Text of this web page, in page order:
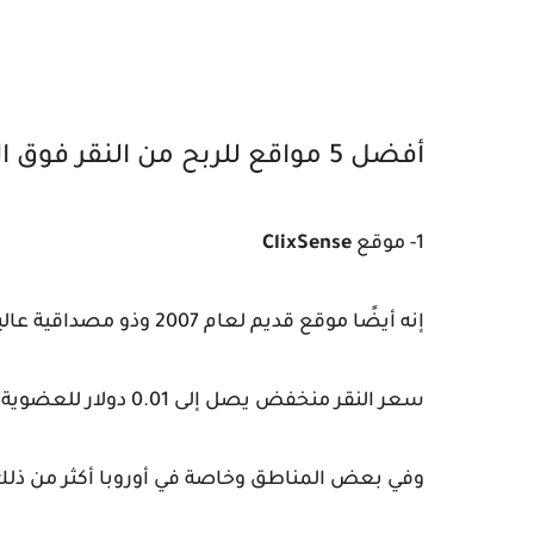
أفضل 5 مواقع للربح من النقر فوق الإعلانات
1- موقع ClixSense
إنه أيضًا موقع قديم لعام 2007 وذو مصداقية عالية
سعر النقر منخفض يصل إلى 0.01 دولار للعضوية المجانية (وأفتقدك صفر ^ _ ^)
وفي بعض المناطق وخاصة في أوروبا أكثر من